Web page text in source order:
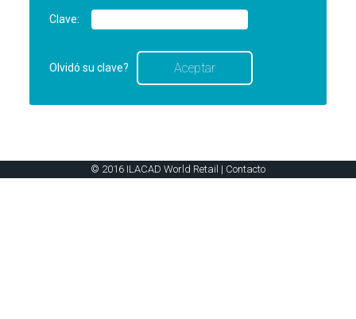
Clave:
Olvidó su clave?
© 2016 ILACAD World Retail | Contacto